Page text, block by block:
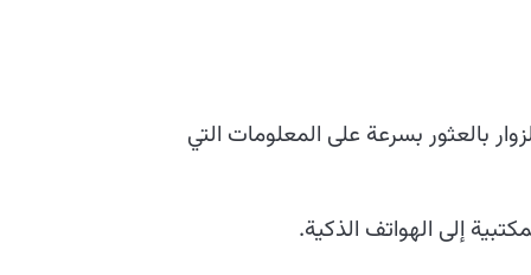
بالعثور بسرعة على المعلومات التي
إلى الهواتف الذكية.